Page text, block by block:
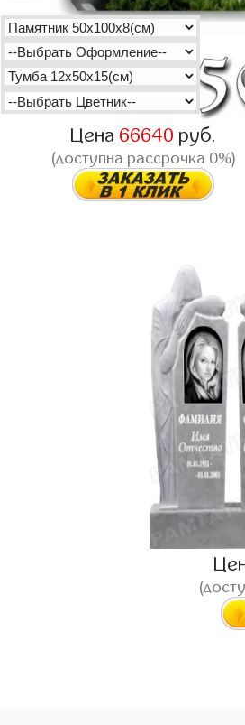
Цена 66640 руб.
(доступна рассрочка 0%)